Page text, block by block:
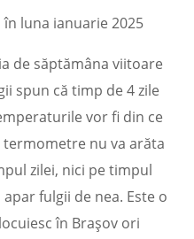
în luna ianuarie 2025
de săptămâna viitoare
spun că timp de 4 zile
vor fi din ce
nu va arăta
zilei, nici pe timpul
fulgii de nea. Este o
în Brașov ori